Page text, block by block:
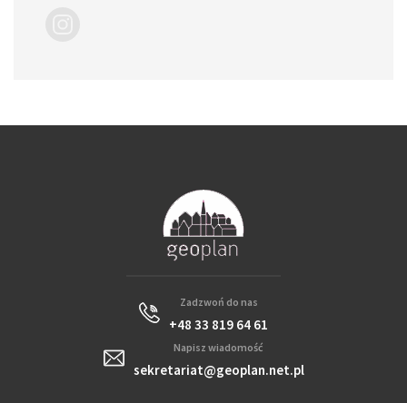
Zadzwoń do nas
+48 33 819 64 61
Napisz wiadomość
sekretariat@geoplan.net.pl